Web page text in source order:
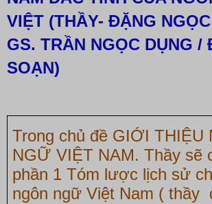
VIỆT (THẦY- ĐẶNG
GS. TRẦN NGỌC DỤNG /
SOẠN)
Trong chủ đề GIỚI THIỆU
NGỮ VIỆT NAM. Thầy sẽ
phần 1 Tóm lược lịch sử ch
ngôn ngữ Việt Nam ( thầy